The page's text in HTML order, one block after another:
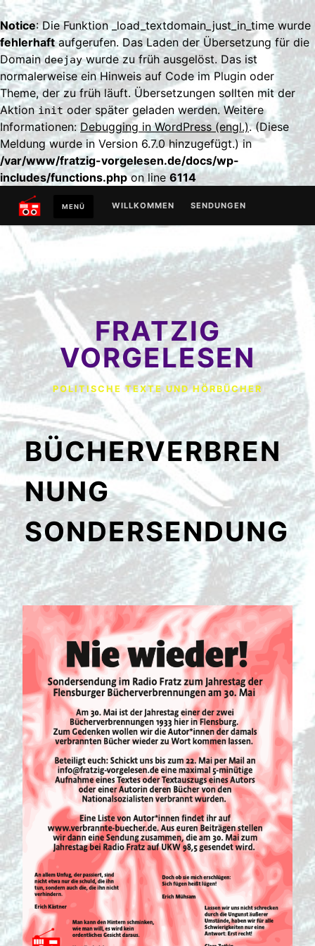
Notice: Die Funktion _load_textdomain_just_in_time wurde
fehlerhaftaufgerufen. Das Laden der Übersetzung für die
Domaindeejaywurde zu früh ausgelöst. Das ist
normalerweise ein Hinweis auf Code im Plugin oder
Theme, der zu früh läuft. Übersetzungen sollten mit der
Aktioninitoder später geladen werden. Weitere
Informationen: Debugging in WordPress (engl.). (Diese
Meldung wurde in Version 6.7.0 hinzugefügt.) in
/var/www/fratzig-vorgelesen.de/docs/wp-
includes/functions.phpon line 6114
Inhalt
springen
MENÜ WILLKOMMEN SENDUNGEN
SONDERSENDUNG
ABSCHLUSSSENDUNG
FRATZIG
VORGELESEN
POLITISCHE TEXTE UND HÖRBÜCHER
BÜCHERVERBREN
NUNG
SONDERSENDUNG